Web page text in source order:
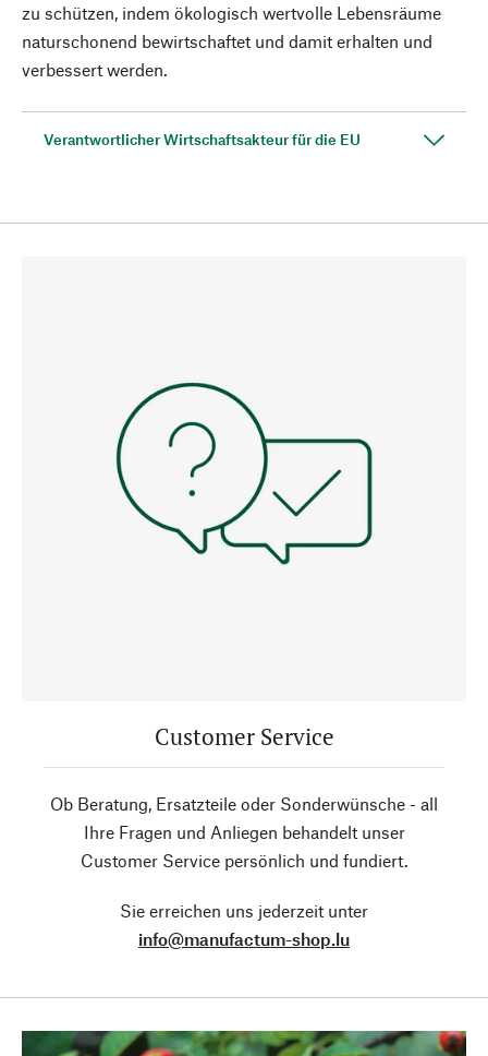
zu schützen, indem ökologisch wertvolle Lebensräume
naturschonend bewirtschaftet und damit erhalten und
verbessert werden.
Verantwortlicher Wirtschaftsakteur für die EU
Customer Service
Ob Beratung, Ersatzteile oder Sonderwünsche - all
Ihre Fragen und Anliegen behandelt unser
Customer Service persönlich und fundiert.
Sie erreichen uns jederzeit unter
info@manufactum-shop.lu